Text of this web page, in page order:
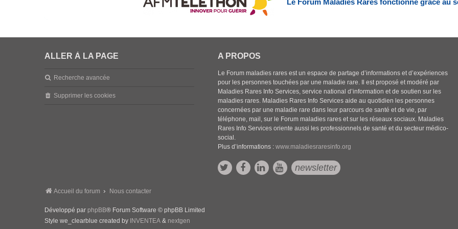
Le Forum Maladies Rares fonctionne grâce au
ALLER À LA PAGE
Recherche avancée
Supprimer les cookies
A PROPOS
Le Forum maladies rares est un espace de partage d’informations et d’expériences
pour les personnes touchées par une maladie rare. Il est proposé et modéré par
Maladies Rares Info Services, service national d’information et de soutien sur les
maladies rares. Maladies Rares Info Services aide au quotidien les personnes
concernées par une maladie rare dans leur parcours de santé et de vie, par
téléphone, mail, sur le Forum maladies rares et sur les réseaux sociaux. Maladies
Rares Info Services oriente aussi les professionnels de santé et du secteur médico-
social.
Plus d’informations :www.maladiesraresinfo.org
newsletter
Accueil du forum Nous contacter
Développé par phpBB® Forum Software © phpBB Limited
Style we_clearblue created by INVENTEA & nextgen